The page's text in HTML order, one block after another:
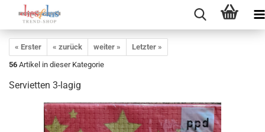
« Erster « zurück weiter »
Letzter »
56 Artikel in dieser Kategorie
Servietten 3-lagig